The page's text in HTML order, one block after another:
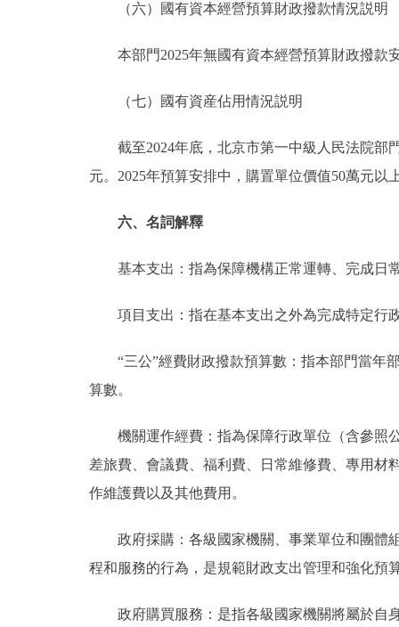
（六）國有資本經營預算財政撥款情況説明
本部門2025年無國有資本經營預算財政撥款
（七）國有資産佔用情況説明
截至2024年底，北京市第一中級人民法院部門
元。2025年預算安排中，購置單位價值50萬元以
六、名詞解釋
基本支出：指為保障機構正常運轉、完成日
項目支出：指在基本支出之外為完成特定行
“三公”經費財政撥款預算數：指本部門當年部
算數。
機關運作經費：指為保障行政單位（含參照公
差旅費、會議費、福利費、日常維修費、專用材
作維護費以及其他費用。
政府採購：各級國家機關、事業單位和團體組
程和服務的行為，是規範財政支出管理和強化預
政府購買服務：是指各級國家機關將屬於自身